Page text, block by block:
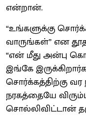
என்றான்.
“உங்களுக்கு
வாருங்கள்” என
“என் மீது அன்பு
இங்கே
சொர்க்கத்திற்கு
நரகத்தையே
சொல்லிவிட்டான்